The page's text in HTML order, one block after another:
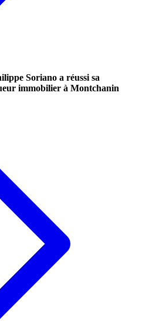
Soriano a réussi sa
immobilier à Montchanin